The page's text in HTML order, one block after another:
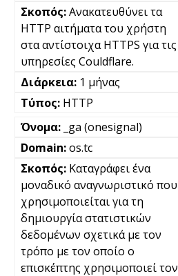
Ανακατευθύνει τα
HTTP αιτήματα του χρήστη
στα αντίστοιχα HTTPS για τις
υπηρεσίες Couldflare.
1 μήνας
HTTP
_ga (onesignal)
os.tc
Καταγράφει ένα
μοναδικό αναγνωριστικό που
χρησιμοποιείται για τη
δημιουργία στατιστικών
δεδομένων σχετικά με τον
τρόπο με τον οποίο ο
επισκέπτης χρησιμοποιεί τον